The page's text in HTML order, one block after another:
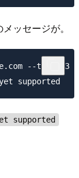
ッセージが。
--tlsv1.3
supported